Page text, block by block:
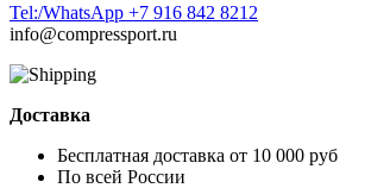
Tel:/WhatsApp +7 916 842 8212
info@compressport.ru
Доставка
Бесплатная доставка от 10 000 руб
По всей России